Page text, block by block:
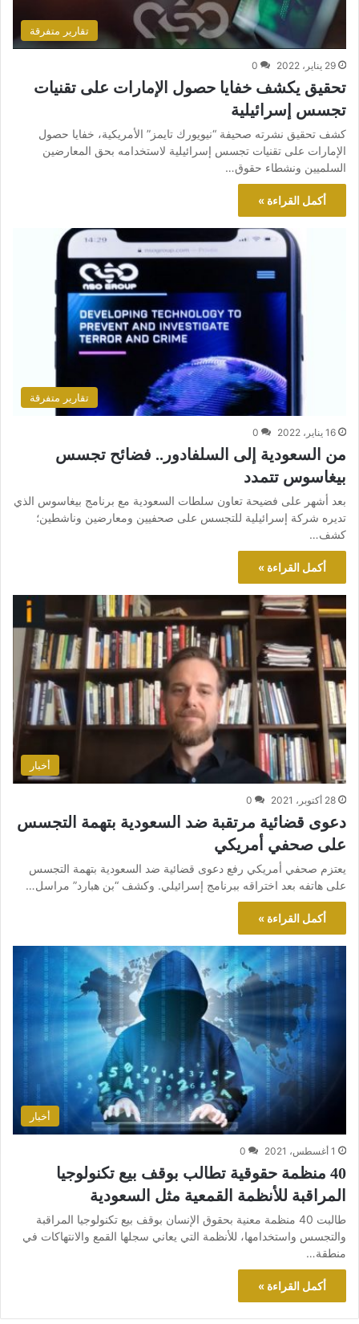
تقارير متفرقة
29 يناير، 2022 0
تحقيق يكشف خفايا حصول الإمارات على تقنيات
تجسس إسرائيلية
كشف تحقيق نشرته صحيفة “نيويورك تايمز” الأمريكية، خفايا حصول
الإمارات على تقنيات تجسس إسرائيلية لاستخدامه بحق المعارضين
السلميين ونشطاء حقوق…
أكمل القراءة »
تقارير متفرقة
16 يناير، 2022 0
من السعودية إلى السلفادور.. فضائح تجسس
بيغاسوس تتمدد
بعد أشهر على فضيحة تعاون سلطات السعودية مع برنامج بيغاسوس الذي
تديره شركة إسرائيلية للتجسس على صحفيين ومعارضين وناشطين؛
كشف…
أكمل القراءة »
أخبار
28 أكتوبر، 2021 0
دعوى قضائية مرتقبة ضد السعودية بتهمة التجسس
على صحفي أمريكي
يعتزم صحفي أمريكي رفع دعوى قضائية ضد السعودية بتهمة التجسس
على هاتفه بعد اختراقه ببرنامج إسرائيلي. وكشف “بن هبارد” مراسل…
أكمل القراءة »
أخبار
1 أغسطس، 2021 0
40 منظمة حقوقية تطالب بوقف بيع تكنولوجيا
المراقبة للأنظمة القمعية مثل السعودية
طالبت 40 منظمة معنية بحقوق الإنسان بوقف بيع تكنولوجيا المراقبة
والتجسس واستخدامها، للأنظمة التي يعاني سجلها القمع والانتهاكات في
منطقة…
أكمل القراءة »